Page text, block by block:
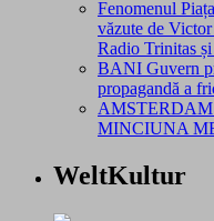
Fenomenul
văzute de
Radio Trinitas
BANI Guvern
propagandă a
AMSTERDAM
MINCIUNA
WeltKultur